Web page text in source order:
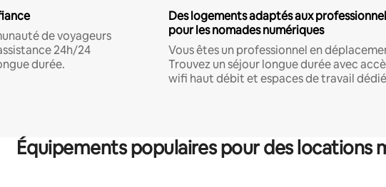
de voyageurs
24h/24
durée.
Des logements adaptés aux
pour les nomades numériques
Vous êtes un professionnel en
Trouvez un séjour longue durée avec
wifi haut débit et espaces de travail
Équipements populaires pour des locations